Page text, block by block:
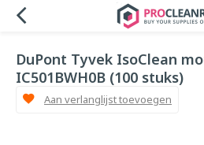
DuPont Tyvek IsoClean
IC501BWH0B (100 stuks)
Aan verlanglijst toevoegen